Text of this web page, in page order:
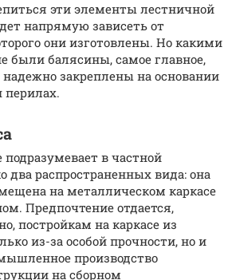
эти элементы лестничной
напрямую зависеть от
они изготовлены. Но какими
были балясины, самое главное,
закреплены на основании
перилах.
в частной
два распространенных вида: она
на металлическом каркасе
Предпочтение отдается,
постройкам на каркасе из
из-за особой прочности, но и
производство
на сборном